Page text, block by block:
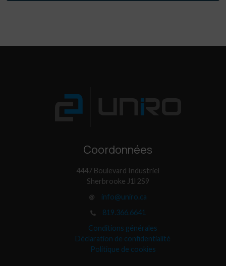
Coordonnées
4447 Boulevard Industriel
Sherbrooke J1l 2S9
info@uniro.ca
819.366.6641
Conditions générales
Déclaration de confidentialité
Politique de cookies